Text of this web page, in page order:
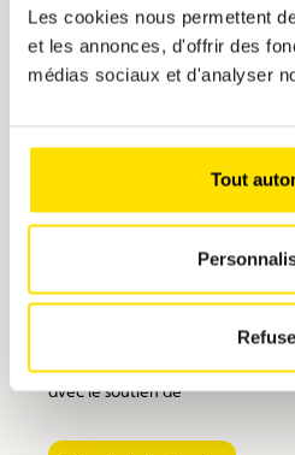
Les cookies nous permettent
et les annonces, d'offrir des
médias sociaux et d'analyser
Tout
remboursé.
Information :
Nous informons les participants
Pour toute autre information,
disposition à l’adresse e-mail
avec le soutien de